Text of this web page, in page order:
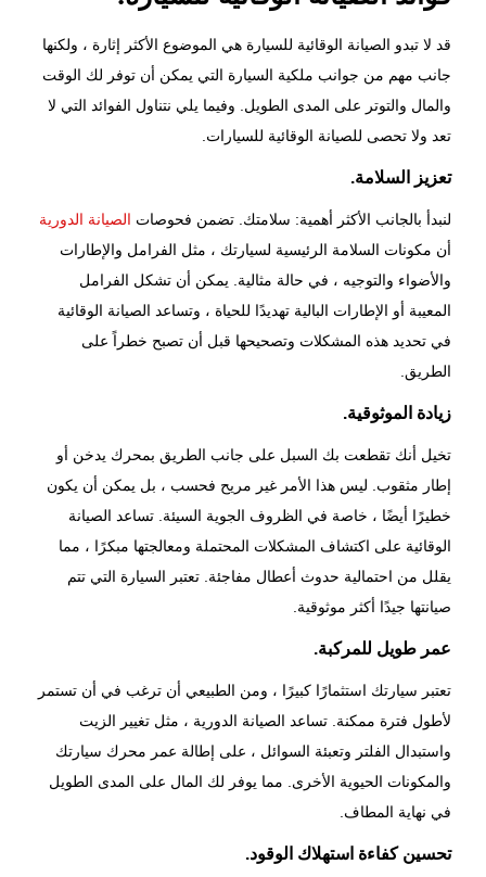
قد لا تبدو الصيانة الوقائية للسيارة هي الموضوع الأكثر إثارة ، ولكنها
جانب مهم من جوانب ملكية السيارة التي يمكن أن توفر لك الوقت
والمال والتوتر على المدى الطويل. وفيما يلي نتناول الفوائد التي لا
تعد ولا تحصى للصيانة الوقائية للسيارات.
تعزيز السلامة.
لنبدأ بالجانب الأكثر أهمية: سلامتك. تضمن فحوصات الصيانة الدورية
أن مكونات السلامة الرئيسية لسيارتك ، مثل الفرامل والإطارات
والأضواء والتوجيه ، في حالة مثالية. يمكن أن تشكل الفرامل
المعيبة أو الإطارات البالية تهديدًا للحياة ، وتساعد الصيانة الوقائية
في تحديد هذه المشكلات وتصحيحها قبل أن تصبح خطراً على
الطريق.
زيادة الموثوقية.
تخيل أنك تقطعت بك السبل على جانب الطريق بمحرك يدخن أو
إطار مثقوب. ليس هذا الأمر غير مريح فحسب ، بل يمكن أن يكون
خطيرًا أيضًا ، خاصة في الظروف الجوية السيئة. تساعد الصيانة
الوقائية على اكتشاف المشكلات المحتملة ومعالجتها مبكرًا ، مما
يقلل من احتمالية حدوث أعطال مفاجئة. تعتبر السيارة التي تتم
صيانتها جيدًا أكثر موثوقية.
عمر طويل للمركبة.
تعتبر سيارتك استثمارًا كبيرًا ، ومن الطبيعي أن ترغب في أن تستمر
لأطول فترة ممكنة. تساعد الصيانة الدورية ، مثل تغيير الزيت
واستبدال الفلتر وتعبئة السوائل ، على إطالة عمر محرك سيارتك
والمكونات الحيوية الأخرى. مما يوفر لك المال على المدى الطويل
في نهاية المطاف.
تحسين كفاءة استهلاك الوقود.